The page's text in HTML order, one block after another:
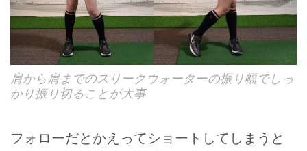
肩から肩までのスリークウォーターの振り幅でしっ
かり振り切ることが大事
フォローだとかえってショートしてしまうと